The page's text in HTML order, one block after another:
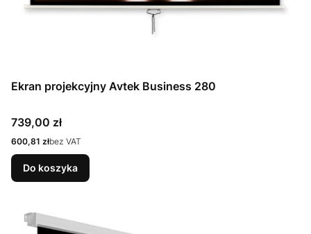
Ekran projekcyjny Avtek Business 280
Cena
739,00 zł
Cena
600,81 złbez VAT
Do koszyka